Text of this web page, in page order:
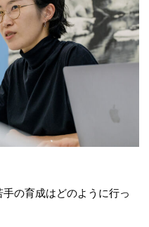
の育成はどのように行っ